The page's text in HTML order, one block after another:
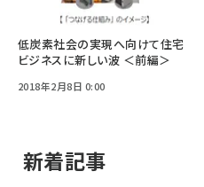
低炭素社会の実現へ向けて住宅
ビジネスに新しい波 ＜前編＞
2018年2月8日 0:00
新着記事